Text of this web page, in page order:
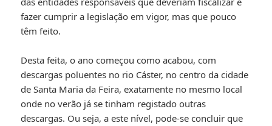
fazer cumprir a legislação em vigor, mas que pouco
têm feito.
Desta feita, o ano começou como acabou, com
descargas poluentes no rio Cáster, no centro da cidade
de Santa Maria da Feira, exatamente no mesmo local
onde no verão já se tinham registado outras
descargas. Ou seja, a este nível, pode-se concluir que